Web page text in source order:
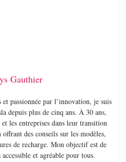
Gauthier
passionnée par l’innovation, je suis
depuis plus de cinq ans. À 30 ans,
les entreprises dans leur transition
des conseils sur les modèles,
de recharge. Mon objectif est de
et agréable pour tous.